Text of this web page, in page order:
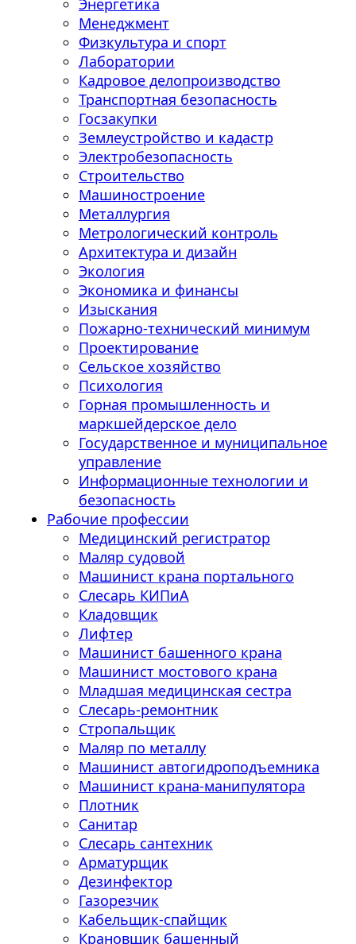
Энергетика
Менеджмент
Физкультура и спорт
Лаборатории
Кадровое делопроизводство
Транспортная безопасность
Госзакупки
Землеустройство и кадастр
Электробезопасность
Строительство
Машиностроение
Металлургия
Метрологический контроль
Архитектура и дизайн
Экология
Экономика и финансы
Изыскания
Пожарно-технический минимум
Проектирование
Сельское хозяйство
Психология
Горная промышленность и
маркшейдерское дело
Государственное и муниципальное
управление
Информационные технологии и
безопасность
Рабочие профессии
Медицинский регистратор
Маляр судовой
Машинист крана портального
Слесарь КИПиА
Кладовщик
Лифтер
Машинист башенного крана
Машинист мостового крана
Младшая медицинская сестра
Слесарь-ремонтник
Стропальщик
Маляр по металлу
Машинист автогидроподъемника
Машинист крана-манипулятора
Плотник
Санитар
Слесарь сантехник
Арматурщик
Дезинфектор
Газорезчик
Кабельщик-спайщик
Крановщик башенный